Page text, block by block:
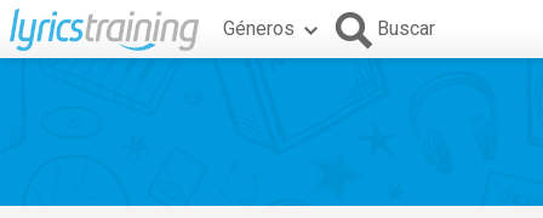
Géneros Buscar